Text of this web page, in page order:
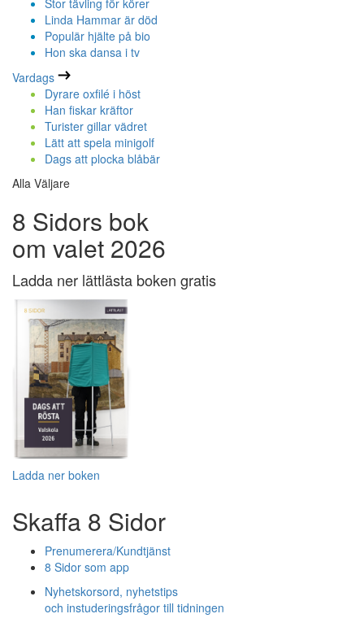
Stor tävling för körer
Linda Hammar är död
Populär hjälte på bio
Hon ska dansa i tv
Vardags
Dyrare oxfilé i höst
Han fiskar kräftor
Turister gillar vädret
Lätt att spela minigolf
Dags att plocka blåbär
Alla Väljare
8 Sidors bok
om valet 2026
Ladda ner lättlästa boken gratis
Ladda ner boken
Skaffa 8 Sidor
Prenumerera/Kundtjänst
8 Sidor som app
Nyhetskorsord, nyhetstips
och instuderingsfrågor till tidningen